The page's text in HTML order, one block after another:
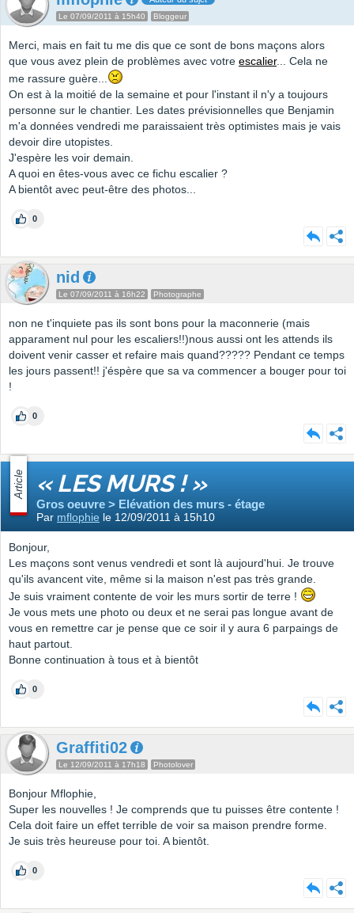
Le 07/09/2011 à 15h40 Bloggeur
Merci, mais en fait tu me dis que ce sont de bons maçons alors
que vous avez plein de problèmes avec votre escalier... Cela ne
me rassure guère...
On est à la moitié de la semaine et pour l'instant il n'y a toujours
personne sur le chantier. Les dates prévisionnelles que Benjamin
m'a données vendredi me paraissaient très optimistes mais je vais
devoir dire utopistes.
J'espère les voir demain.
A quoi en êtes-vous avec ce fichu escalier ?
A bientôt avec peut-être des photos...
0
nid
Le 07/09/2011 à 16h22 Photographe
non ne t'inquiete pas ils sont bons pour la maconnerie (mais
apparament nul pour les escaliers!!)nous aussi ont les attends ils
doivent venir casser et refaire mais quand????? Pendant ce temps
les jours passent!! j'éspère que sa va commencer a bouger pour toi
!
0
Article « LES MURS ! »
Gros oeuvre > Elévation des murs - étage
Par mflophie le 12/09/2011 à 15h10
Bonjour,
Les maçons sont venus vendredi et sont là aujourd'hui. Je trouve
qu'ils avancent vite, même si la maison n'est pas très grande.
Je suis vraiment contente de voir les murs sortir de terre !
Je vous mets une photo ou deux et ne serai pas longue avant de
vous en remettre car je pense que ce soir il y aura 6 parpaings de
haut partout.
Bonne continuation à tous et à bientôt
0
Graffiti02
Le 12/09/2011 à 17h18 Photolover
Bonjour Mflophie,
Super les nouvelles ! Je comprends que tu puisses être contente !
Cela doit faire un effet terrible de voir sa maison prendre forme.
Je suis très heureuse pour toi. A bientôt.
0